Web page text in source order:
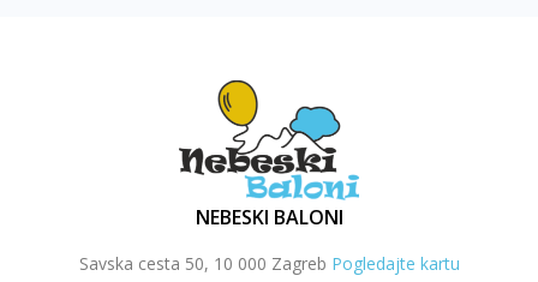
NEBESKI BALONI
Savska cesta 50, 10 000 Zagreb Pogledajte kartu